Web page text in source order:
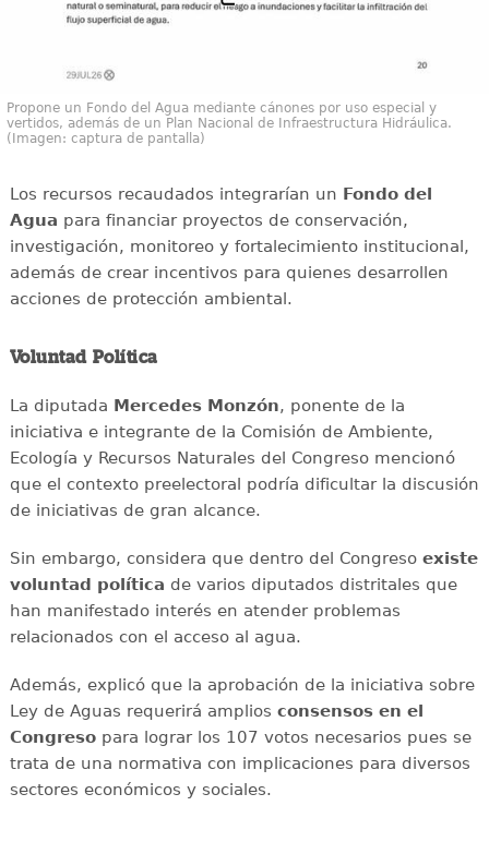
Propone un Fondo del Agua mediante cánones por uso especial y
vertidos, además de un Plan Nacional de Infraestructura Hidráulica.
(Imagen: captura de pantalla)
Los recursos recaudados integrarían un Fondo del
Agua para financiar proyectos de conservación,
investigación, monitoreo y fortalecimiento institucional,
además de crear incentivos para quienes desarrollen
acciones de protección ambiental.
Voluntad Política
La diputada Mercedes Monzón, ponente de la
iniciativa e integrante de la Comisión de Ambiente,
Ecología y Recursos Naturales del Congreso mencionó
que el contexto preelectoral podría dificultar la discusión
de iniciativas de gran alcance.
Sin embargo, considera que dentro del Congreso existe
voluntad política de varios diputados distritales que
han manifestado interés en atender problemas
relacionados con el acceso al agua.
Además, explicó que la aprobación de la iniciativa sobre
Ley de Aguas requerirá amplios consensos en el
Congresopara lograr los 107 votos necesarios pues se
trata de una normativa con implicaciones para diversos
sectores económicos y sociales.